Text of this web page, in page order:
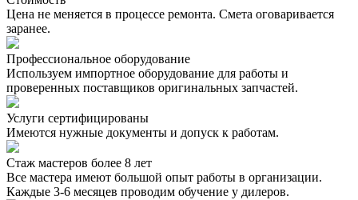
Цена не меняется в процессе ремонта. Смета оговаривается
заранее.
Профессиональное оборудование
Используем импортное оборудование для работы и
проверенных поставщиков оригинальных запчастей.
Услуги сертифицированы
Имеются нужные документы и допуск к работам.
Стаж мастеров более 8 лет
Все мастера имеют большой опыт работы в организации.
Каждые 3-6 месяцев проводим обучение у дилеров.